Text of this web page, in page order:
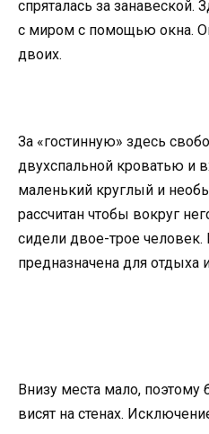
спряталась за занавеской.
с миром с помощью окна.
двоих.
За «гостинную» здесь
двухспальной кроватью и
маленький круглый и
рассчитан чтобы вокруг
сидели двое-трое
предназначена для отдыха
Внизу места мало, поэтому
висят на стенах.